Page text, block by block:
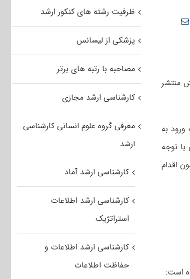
منتشر
بود. کارت ورود به
با توجه
اقدام
است:
ظرفیت رشته های کنکور ارشد
پزشکی از لیسانس
مصاحبه با رتبه های برتر
کارشناسی ارشد مجازی
معرفی گروه علوم انسانی کارشناسی
ارشد
کارشناسی ارشد آماد
کارشناسی ارشد اطلاعات
استراتژیک
کارشناسی ارشد اطلاعات و
حفاظت اطلاعات